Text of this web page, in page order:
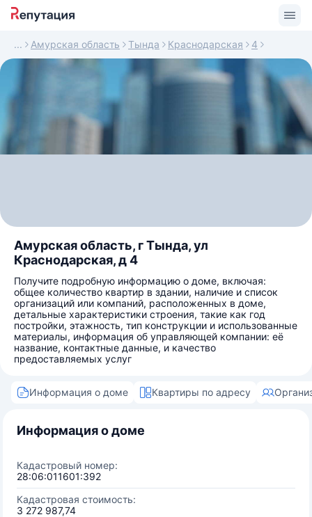
Амурская область Тында Краснодарская 4
Амурская область, г Тында, ул
Краснодарская, д 4
Получите подробную информацию о доме, включая:
общее количество квартир в здании, наличие и список
организаций или компаний, расположенных в доме,
детальные характеристики строения, такие как год
постройки, этажность, тип конструкции и использованные
материалы, информация об управляющей компании: её
название, контактные данные, и качество
предоставляемых услуг
Информация о доме Квартиры по адресу
Информация о доме
Кадастровый номер:
28:06:011601:392
Кадастровая стоимость:
3 272 987,74